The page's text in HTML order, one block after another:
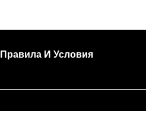
Правила И Условия